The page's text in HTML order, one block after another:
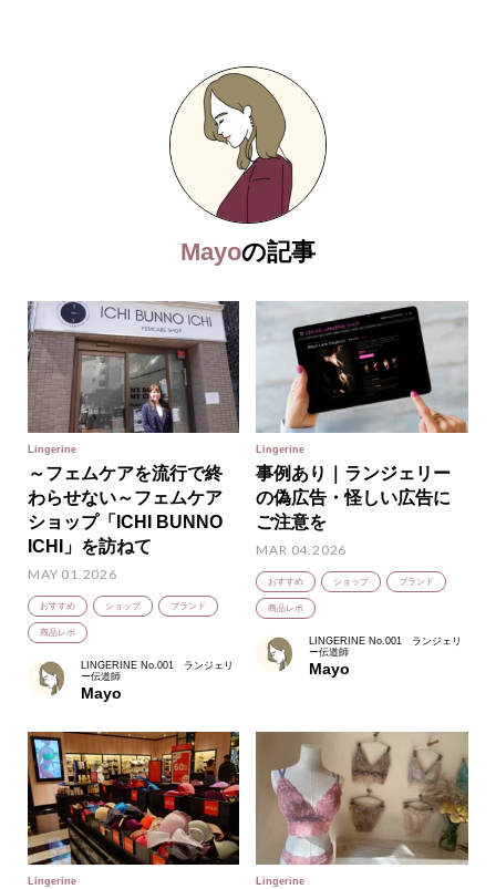
Mayoの記事
Lingerine
～フェムケアを流行で終
わらせない～フェムケア
ショップ「ICHI BUNNO
ICHI」を訪ねて
MAY 01.2026
おすすめ ショップ ブランド
商品レポ
LINGERINE No.001 ランジェリ
ー伝道師
Mayo
Lingerine
事例あり｜ランジェリー
の偽広告・怪しい広告に
ご注意を
MAR 04.2026
おすすめ ショップ ブランド
商品レポ
LINGERINE No.001 ランジェリ
ー伝道師
Mayo
Lingerine Lingerine